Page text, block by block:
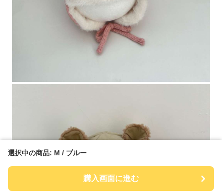
選択中の商品: M / ブルー
購入画面に進む